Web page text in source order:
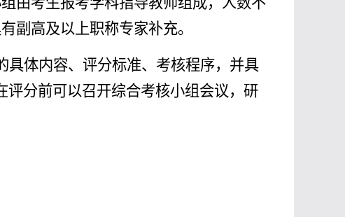
副高及以上职称专家补充。
具体内容、评分标准、考核程序，并具
分前可以召开综合考核小组会议，研